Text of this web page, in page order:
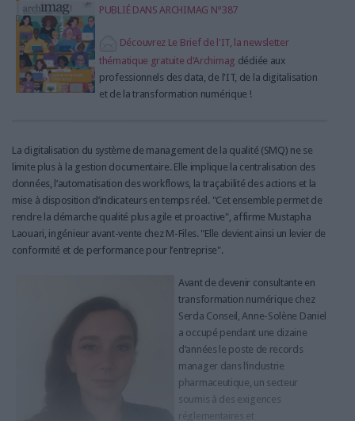
PUBLIÉ DANS ARCHIMAG N°387
Découvrez Le Brief de l'IT, la newsletter
thématique gratuite d'Archimag dédiée aux
professionnels des data, de l'IT, de la digitalisation
et de la transformation numérique !
La digitalisation du système de management de la qualité (SMQ) ne se
limite plus à la gestion documentaire. Elle implique la centralisation des
données, l’automatisation des workflows, la traçabilité des actions et la
mise à disposition d’indicateurs en temps réel. "Cet ensemble permet de
rendre la démarche qualité plus agile et proactive", affirme Mustapha
Laouari, ingénieur avant-vente chez M-Files. "Elle devient ainsi un levier de
conformité et de performance pour l’entreprise".
Avant de devenir consultante en
transformation numérique chez
Serda Conseil, Anne-Solène Daniel
a occupé pendant une dizaine
d’années le poste de records
manager dans l’industrie
pharmaceutique, un secteur
soumis à des exigences
réglementaires et